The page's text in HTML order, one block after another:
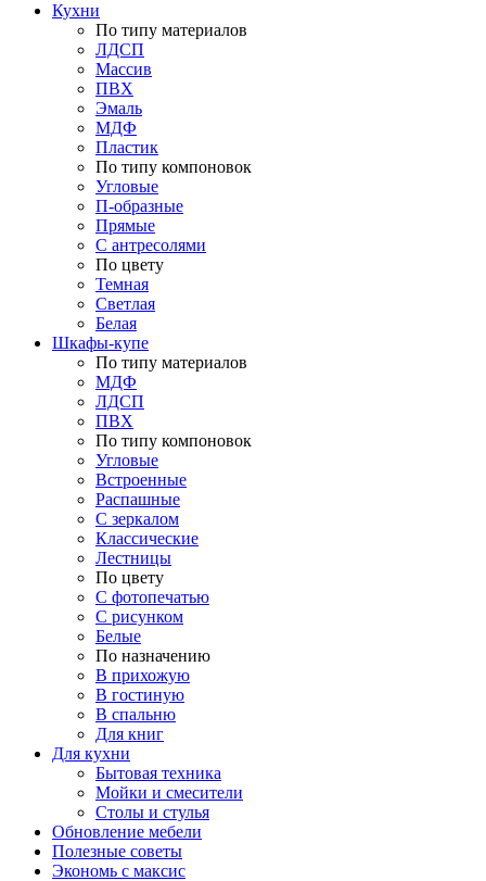
Кухни
По типу материалов
ЛДСП
Массив
ПВХ
Эмаль
МДФ
Пластик
По типу компоновок
Угловые
П-образные
Прямые
С антресолями
По цвету
Темная
Светлая
Белая
Шкафы-купе
По типу материалов
МДФ
ЛДСП
ПВХ
По типу компоновок
Угловые
Встроенные
Распашные
С зеркалом
Классические
Лестницы
По цвету
С фотопечатью
С рисунком
Белые
По назначению
В прихожую
В гостиную
В спальню
Для книг
Для кухни
Бытовая техника
Мойки и смесители
Столы и стулья
Обновление мебели
Полезные советы
Экономь с максис